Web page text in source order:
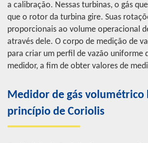
a calibração. Nessas turbinas, o gás
que o rotor da turbina gire. Suas
proporcionais ao volume operacional
através dele. O corpo de medição de
para criar um perfil de vazão uniforme
medidor, a fim de obter valores de
Medidor de gás volumétrico
princípio de Coriolis